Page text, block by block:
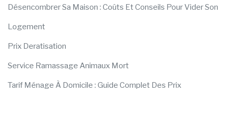
Désencombrer Sa Maison : Coûts Et Conseils Pour Vider Son
Logement
Prix Deratisation
Service Ramassage Animaux Mort
Tarif Ménage À Domicile : Guide Complet Des Prix